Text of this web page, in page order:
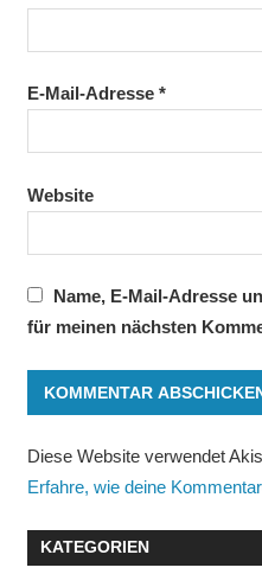
E-Mail-Adresse *
Website
Name, E-Mail-Adresse
für meinen nächsten
Diese Website verwendet
Erfahre, wie deine
KATEGORIEN